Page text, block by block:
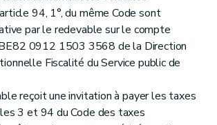
94, 1°, du même Code sont
par le redevable sur le compte
0912 1503 3568 de la Direction
Fiscalité du Service public de
reçoit une invitation à payer les taxes
3 et 94 du Code des taxes